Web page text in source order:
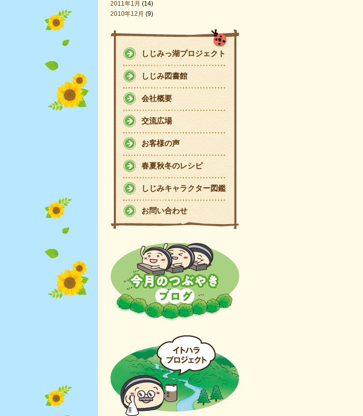
2011年1月 (14)
2010年12月 (9)
しじみっ湖プロジェクト
しじみ図書館
会社概要
交流広場
お客様の声
春夏秋冬のレシピ
しじみキャラクター図鑑
お問い合わせ